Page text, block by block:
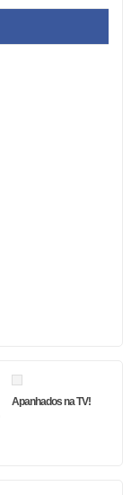
Apanhados na TV!